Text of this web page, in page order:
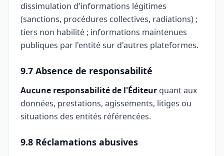
dissimulation d'informations légitimes
(sanctions, procédures collectives, radiations) ;
tiers non habilité ; informations maintenues
publiques par l'entité sur d'autres plateformes.
9.7 Absence de responsabilité
Aucune responsabilité de l'Éditeur quant aux
données, prestations, agissements, litiges ou
situations des entités référencées.
9.8 Réclamations abusives